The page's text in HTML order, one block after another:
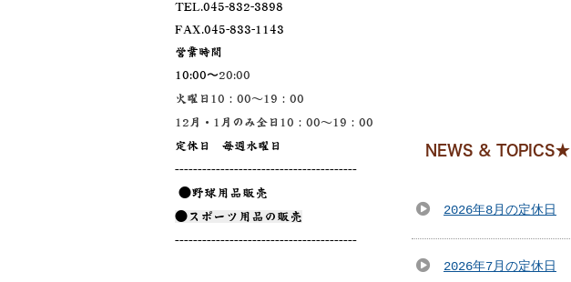
TEL.045-832-3898
FAX.045-833-1143
営業時間
10:00〜20:00
火曜日10：00～19：00
12月・1月のみ全日10：00～19：00
定休日 毎週水曜日
----------------------------------------
●野球用品販売
●スポーツ用品の販売
----------------------------------------
NEWS ＆ TOPICS★
2026年8月の定休日
2026年7月の定休日